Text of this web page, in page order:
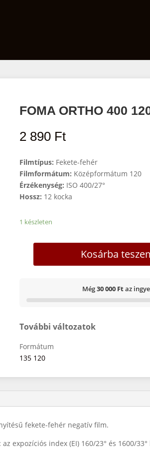
FOMA ORTHO 400
2 890 Ft
Filmtípus: Fekete-fehér
Filmformátum: Középformátum 120
Érzékenység: ISO 400/27°
Hossz: 12 kocka
1 készleten
Kosárba
Még30 000 Ftaz
További változatok
Formátum
135 120
fekete-fehér negatív film.
expozíciós index (EI) 160/23° és 1600/